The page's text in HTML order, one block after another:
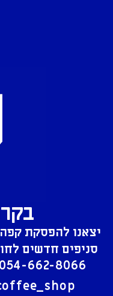
יצאנו להפסקת
סניפים חדשים
054-662-8066